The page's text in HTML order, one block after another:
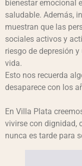
bienestar emocional
saludable. Además,
muestran que las
sociales activos y
riesgo de depresión
vida.
Esto nos recuerda
desaparece con los
En Villa Plata
vivirse con dignidad,
nunca es tarde para